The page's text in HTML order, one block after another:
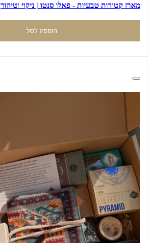
מארז קטורות טבעיות - פאלו סנטו | ניקוי וטיהור
הוספה לסל